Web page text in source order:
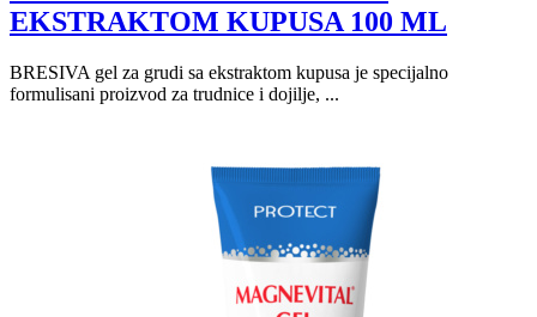
EKSTRAKTOM KUPUSA 100 ML
BRESIVA gel za grudi sa ekstraktom kupusa je specijalno
formulisani proizvod za trudnice i dojilje, ...